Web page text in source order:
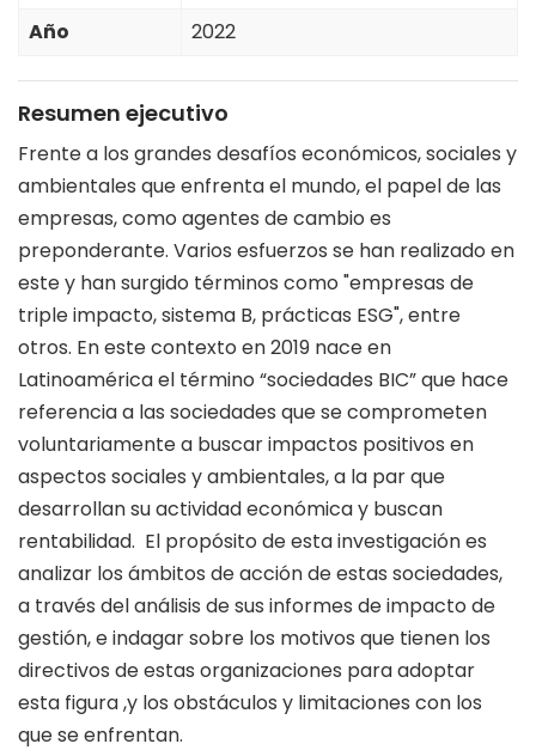
Año
2022
Resumen ejecutivo
Frente a los grandes desafíos económicos, sociales y
ambientales que enfrenta el mundo, el papel de las
empresas, como agentes de cambio es
preponderante. Varios esfuerzos se han realizado en
este y han surgido términos como "empresas de
triple impacto, sistema B, prácticas ESG", entre
otros. En este contexto en 2019 nace en
Latinoamérica el término “sociedades BIC” que hace
referencia a las sociedades que se comprometen
voluntariamente a buscar impactos positivos en
aspectos sociales y ambientales, a la par que
desarrollan su actividad económica y buscan
rentabilidad. El propósito de esta investigación es
analizar los ámbitos de acción de estas sociedades,
a través del análisis de sus informes de impacto de
gestión, e indagar sobre los motivos que tienen los
directivos de estas organizaciones para adoptar
esta figura ,y los obstáculos y limitaciones con los
que se enfrentan.